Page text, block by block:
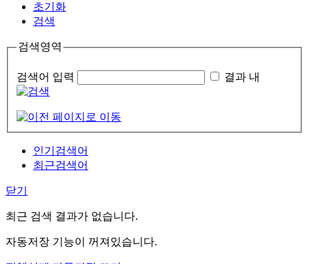
초기화
검색
검색영역
검색어 입력 결과 내
인기검색어
최근검색어
닫기
최근 검색 결과가 없습니다.
자동저장 기능이 꺼져있습니다.